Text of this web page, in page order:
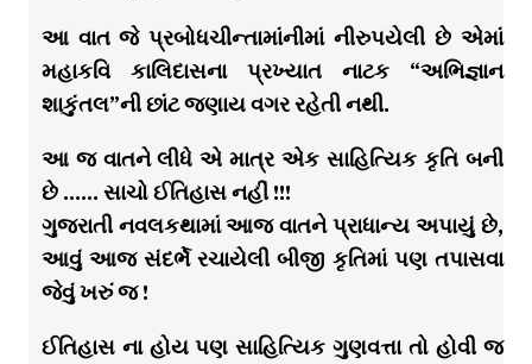
આ વાત જે પ્રબોધચીન્તામાંનીમાં નીરુપયેલી છે એમાં
મહાકવિ કાલિદાસના પ્રખ્યાત નાટક “અભિજ્ઞાન
શાકુંતલ”ની છાંટ જણાય વગર રહેતી નથી.
આ જ વાતને લીધે એ માત્ર એક સાહિત્યિક કૃતિ બની
છે …… સાચો ઈતિહાસ નહીં !!!
ગુજરાતી નવલકથામાં આજ વાતને પ્રાધાન્ય અપાયું છે,
આવું આજ સંદર્ભે રચાયેલી બીજી કૃતિમાં પણ તપાસવા
જેવું ખરું જ !
ઈતિહાસ ના હોય પણ સાહિત્યિક ગુણવત્તા તો હોવી જ